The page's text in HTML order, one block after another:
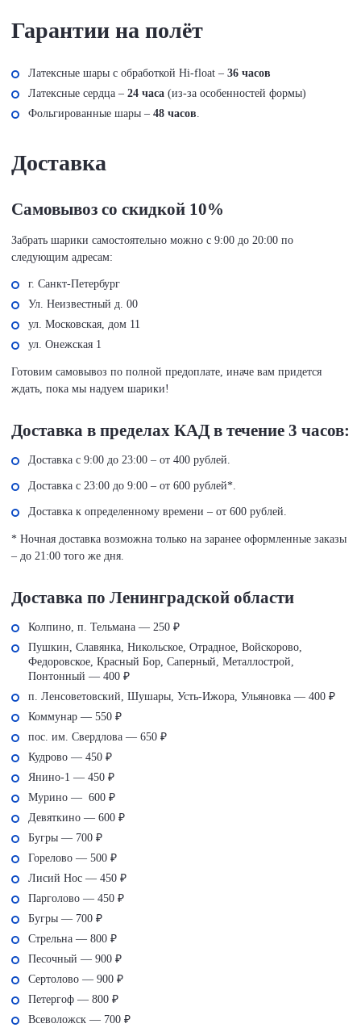
Гарантии на полёт
Латексные шары с обработкой Hi-float – 36 часов
Латексные сердца – 24 часа (из-за особенностей формы)
Фольгированные шары – 48 часов
Доставка
Самовывоз со скидкой 10%
Забрать шарики самостоятельно можно с 9:00 до 20:00 по
следующим адресам:
г. Санкт-Петербург
Ул. Неизвестный д. 00
ул. Московская, дом 11
ул. Онежская 1
Готовим самовывоз по полной предоплате, иначе вам придется
ждать, пока мы надуем шарики!
Доставка в пределах КАД в течение 3 часов:
Доставка с 9:00 до 23:00 – от 400 рублей.
Доставка с 23:00 до 9:00 – от 600 рублей*.
Доставка к определенному времени – от 600 рублей.
* Ночная доставка возможна только на заранее оформленные заказы
– до 21:00 того же дня.
Доставка по Ленинградской области
Колпино, п. Тельмана — 250 ₽
Пушкин, Славянка, Никольское, Отрадное, Войскорово,
Федоровское, Красный Бор, Саперный, Металлострой,
Понтонный — 400 ₽
п. Ленсоветовский, Шушары, Усть-Ижора, Ульяновка — 400 ₽
Коммунар — 550 ₽
пос. им. Свердлова — 650 ₽
Кудрово — 450 ₽
Янино-1 — 450 ₽
Мурино — 600 ₽
Девяткино — 600 ₽
Бугры — 700 ₽
Горелово — 500 ₽
Лисий Нос — 450 ₽
Парголово — 450 ₽
Бугры — 700 ₽
Стрельна — 800 ₽
Песочный — 900 ₽
Сертолово — 900 ₽
Петергоф — 800 ₽
Всеволожск — 700 ₽